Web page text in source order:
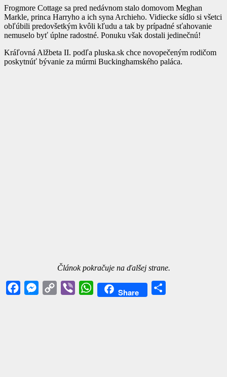
Frogmore Cottage sa pred nedávnom stalo domovom Meghan
Markle, princa Harryho a ich syna Archieho. Vidiecke sídlo si všetci
obľúbili predovšetkým kvôli kľudu a tak by prípadné sťahovanie
nemuselo byť úplne radostné. Ponuku však dostali jedinečnú!
Kráľovná Alžbeta II. podľa pluska.sk chce novopečeným rodičom
poskytnúť bývanie za múrmi Buckinghamského paláca.
Článok pokračuje na ďalšej strane.
FacebookMessenger
Copy
Viber WhatsAppShare